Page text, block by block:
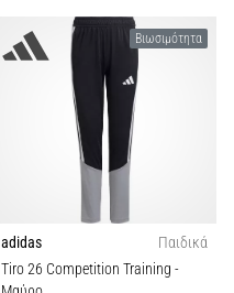
Βιωσιμότητα
adidas
Παιδικά
Tiro 26 Competition Training -